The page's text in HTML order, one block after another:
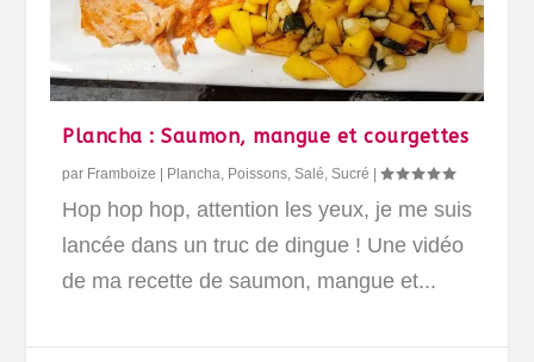
Plancha : Saumon, mangue et courgettes
par Framboize | Plancha Poissons ,Salé ,Sucré |
Hop hop hop, attention les yeux, je me suis
lancée dans un truc de dingue ! Une vidéo
de ma recette de saumon, mangue et...